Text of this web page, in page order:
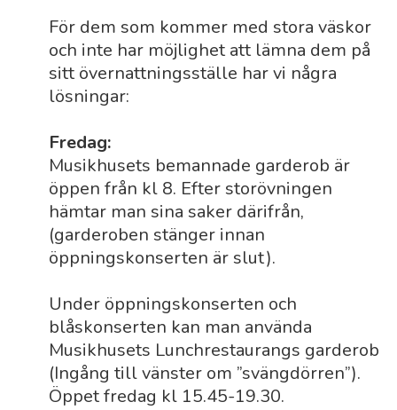
För dem som kommer med stora väskor
och inte har möjlighet att lämna dem på
sitt övernattningsställe har vi några
lösningar:
Fredag:
Musikhusets bemannade garderob är
öppen från kl 8. Efter storövningen
hämtar man sina saker därifrån,
(garderoben stänger innan
öppningskonserten är slut).
Under öppningskonserten och
blåskonserten kan man använda
Musikhusets Lunchrestaurangs garderob
(Ingång till vänster om ”svängdörren”).
Öppet fredag kl 15.45-19.30.